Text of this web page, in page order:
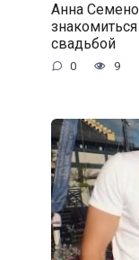
Анна
свадьбой
0 9